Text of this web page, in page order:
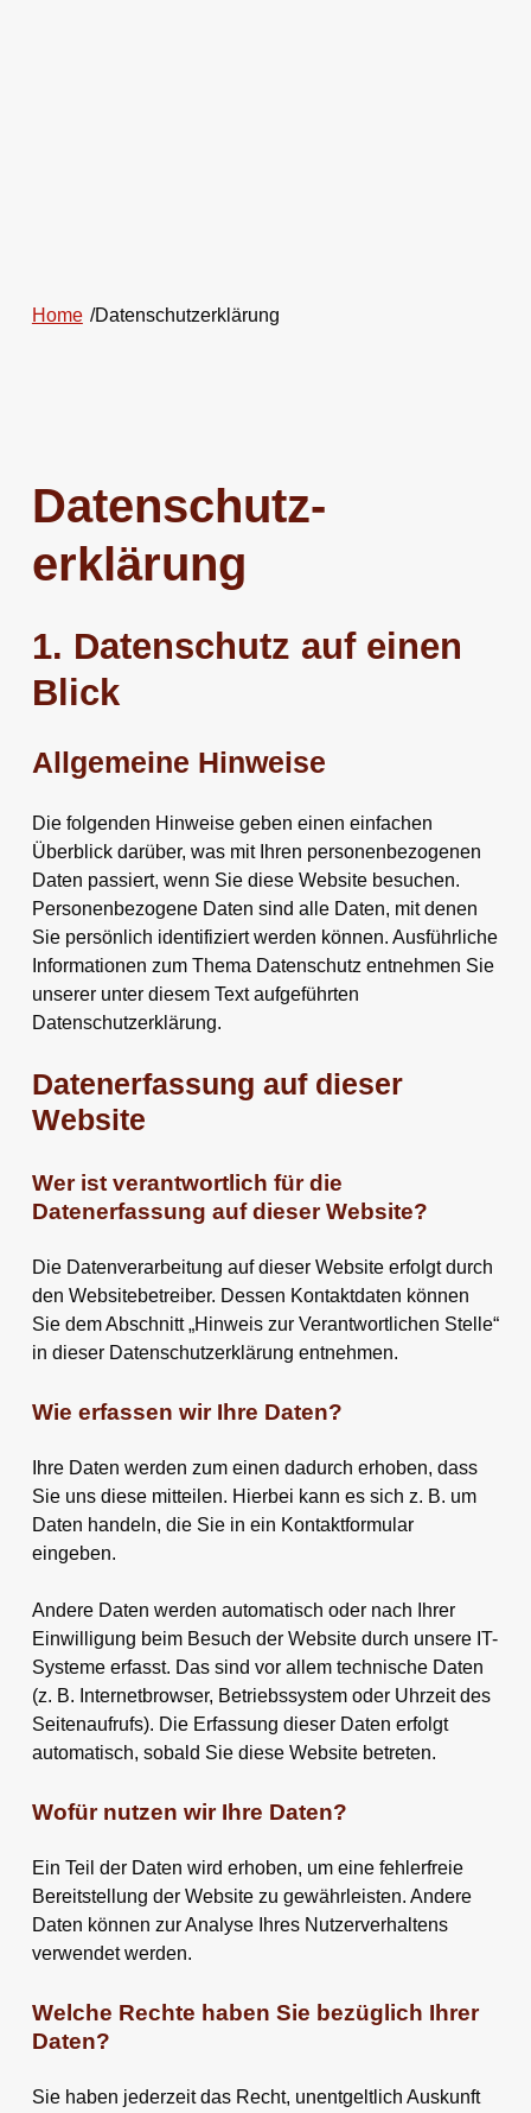
Home /Datenschutzerklärung
Datenschutz­
erklärung
1. Datenschutz auf einen
Blick
Allgemeine Hinweise
Die folgenden Hinweise geben einen einfachen
Überblick darüber, was mit Ihren personenbezogenen
Daten passiert, wenn Sie diese Website besuchen.
Personenbezogene Daten sind alle Daten, mit denen
Sie persönlich identifiziert werden können. Ausführliche
Informationen zum Thema Datenschutz entnehmen Sie
unserer unter diesem Text aufgeführten
Datenschutzerklärung.
Datenerfassung auf dieser
Website
Wer ist verantwortlich für die
Datenerfassung auf dieser Website?
Die Datenverarbeitung auf dieser Website erfolgt durch
den Websitebetreiber. Dessen Kontaktdaten können
Sie dem Abschnitt „Hinweis zur Verantwortlichen Stelle“
in dieser Datenschutzerklärung entnehmen.
Wie erfassen wir Ihre Daten?
Ihre Daten werden zum einen dadurch erhoben, dass
Sie uns diese mitteilen. Hierbei kann es sich z. B. um
Daten handeln, die Sie in ein Kontaktformular
eingeben.
Andere Daten werden automatisch oder nach Ihrer
Einwilligung beim Besuch der Website durch unsere IT-
Systeme erfasst. Das sind vor allem technische Daten
(z. B. Internetbrowser, Betriebssystem oder Uhrzeit des
Seitenaufrufs). Die Erfassung dieser Daten erfolgt
automatisch, sobald Sie diese Website betreten.
Wofür nutzen wir Ihre Daten?
Ein Teil der Daten wird erhoben, um eine fehlerfreie
Bereitstellung der Website zu gewährleisten. Andere
Daten können zur Analyse Ihres Nutzerverhaltens
verwendet werden.
Welche Rechte haben Sie bezüglich Ihrer
Daten?
Sie haben jederzeit das Recht, unentgeltlich Auskunft